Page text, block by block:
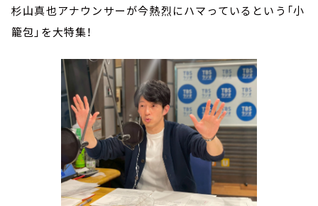
杉山真也アナウンサーが今熱烈にハマっているという「小
籠包」を大特集！